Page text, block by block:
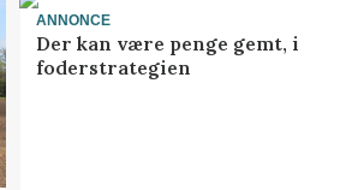
ANNONCE
Der kan være penge gemt, i
foderstrategien